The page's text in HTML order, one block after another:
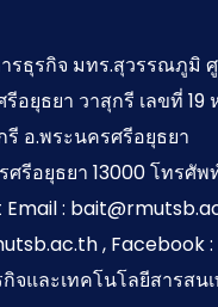
จากที่
รธุรกิจ มทร.สุวรรณภูมิ
อยุธยา วาสุกรี เลขที่ 19
รี อ.พระนครศรีอยุธยา
ศรีอยุธยา 13000 โทรศัพ
:
, Facebook
จและเทคโนโลยีสารสนเ